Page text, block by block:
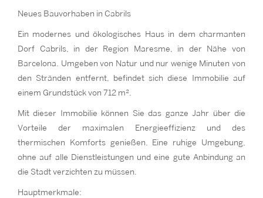
Neues Bauvorhaben in Cabrils
Ein modernes und ökologisches Haus in dem charmanten
Dorf Cabrils, in der Region Maresme, in der Nähe von
Barcelona. Umgeben von Natur und nur wenige Minuten von
den Stränden entfernt, befindet sich diese Immobilie auf
einem Grundstück von 712 m².
Mit dieser Immobilie können Sie das ganze Jahr über die
Vorteile der maximalen Energieeffizienz und des
thermischen Komforts genießen. Eine ruhige Umgebung,
ohne auf alle Dienstleistungen und eine gute Anbindung an
die Stadt verzichten zu müssen.
Hauptmerkmale: